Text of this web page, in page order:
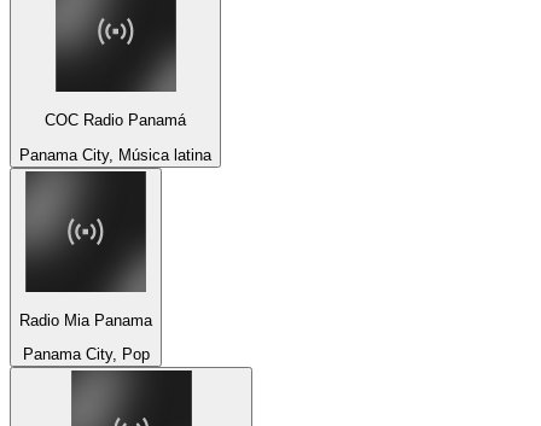
COC Radio Panamá
Panama City, Música latina
Radio Mia Panama
Panama City, Pop